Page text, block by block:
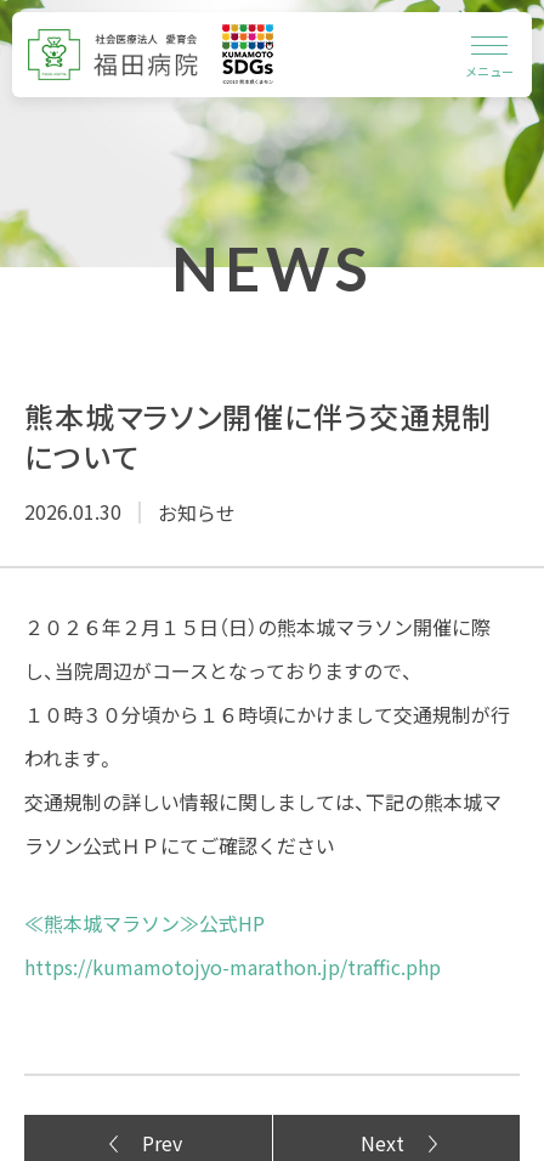
メニュー
NEWS
熊本城マラソン開催に伴う交通規制
について
2026.01.30 お知らせ
２０２６年２月１５日（日）の熊本城マラソン開催に際
し、当院周辺がコースとなっておりますので、
１０時３０分頃から１６時頃にかけまして交通規制が行
われます。
交通規制の詳しい情報に関しましては、下記の熊本城マ
ラソン公式ＨＰにてご確認ください
≪熊本城マラソン≫公式HP
https://kumamotojyo-marathon.jp/traffic.php
Prev Next